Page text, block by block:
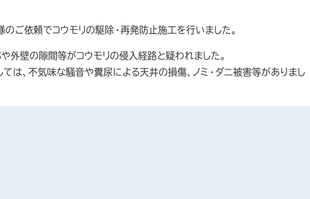
ご依頼でコウモリの駆除・再発防止施工を行いました。
外壁の隙間等がコウモリの侵入経路と疑われました。
は、不気味な騒音や糞尿による天井の損傷、ノミ・ダニ被害等がありまし